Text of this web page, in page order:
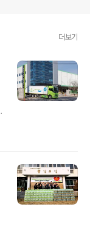
더보기